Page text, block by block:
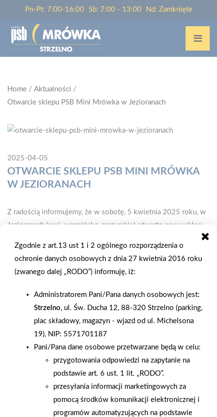
Pn-Pt: 7:00-16:00 Sb: 7:00 - 13:00 Nd: Zamknięte
Home / Aktualności /
Otwarcie sklepu PSB Mini Mrówka w Jezioranach
2025-04-05
OTWARCIE SKLEPU PSB MINI MRÓWKA
W JEZIORANACH
Z radością informujemy, że w sobotę, 5 kwietnia 2025 roku, w
Jezioranach (woj. warmińsko-mazurskie) otwarto nowy sklep
Mini Mrówka. Inwestycja została zrealizowana przez nowego
Partnera Grupy PSB – firmę BUDOWLANY Cezary Ciborski i
Daniel Zając. Obiekt zajmuje 600 m² powierzchni handlowej
oraz 400 m² ogrodu zewnętrznego. W sklepie zatrudniono 7
pracowników. Mini Mrówka w Jezioranach będzie czynna od
poniedziałku do soboty w godzinach 7:00–18:00. Na
szczególne uznanie zasługuje ogromne zaangażowanie
właścicieli – Cezarego Ciborskiego i Daniela Zająca – ich
rodzin oraz współpracowników, którzy włożyli wiele pracy w
przygotowanie sklepu do otwarcia. Pomimo zimowej aury,
dzień otwarcia przyciągnął tłumy klientów, którzy od
wczesnych godzin porannych gromadzili się przed sklepem. Po
oficjalnym przecięciu wstęgi, klienci tłumnie ruszyli na zakupy.
Na odwiedzających czekał słodki poczęstunek, upominki do
Zgodnie z art.13 ust 1 i 2 ogólnego rozporządzenia o
ochronie danych osobowych z dnia 27 kwietnia 2016 roku
(zwanego dalej „RODO”) informuję, iż:
Administratorem Pani/Pana danych osobowych jest:
Strzelno, ul. Św. Ducha 12, 88-320 Strzelno (parking,
plac składowy, magazyn - wjazd od ul. Michelsona
19), NIP: 5571701187
Pani/Pana dane osobowe przetwarzane będą w celu:
przygotowania odpowiedzi na zapytanie na
podstawie art. 6 ust. 1 lit. „RODO”.
przesyłania informacji marketingowych za
pomocą środków komunikacji elektronicznej i
programów automatyzujących na podstawie